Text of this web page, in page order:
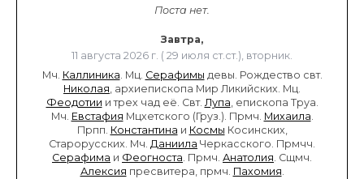
Поста нет.
Завтра,
11 августа 2026 г. ( 29 июля ст.ст.), вторник.
Мч. Каллиника. Мц. Серафимы девы. Рождество свт.
Николая, архиепископа Мир Ликийских. Мц.
Феодотии и трех чад её. Свт. Лупа, епископа Труа.
Мч. Евстафия Мцхетского (Груз.). Прмч. Михаила.
Прпп. Константина и Космы Косинских,
Старорусских. Мч. Даниила Черкасского. Прмчч.
Серафима и Феогноста. Прмч. Анатолия. Сщмч.
Алексия пресвитера, прмч. Пахомия.